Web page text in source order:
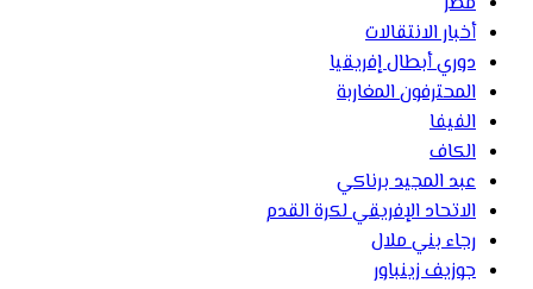
أخبار الانتقالات
دوري أبطال إفريقيا
المحترفون المغاربة
الفيفا
الكاف
عبد المجيد برناكي
الاتحاد الإفريقي لكرة القدم
رجاء بني ملال
جوزيف زينباور